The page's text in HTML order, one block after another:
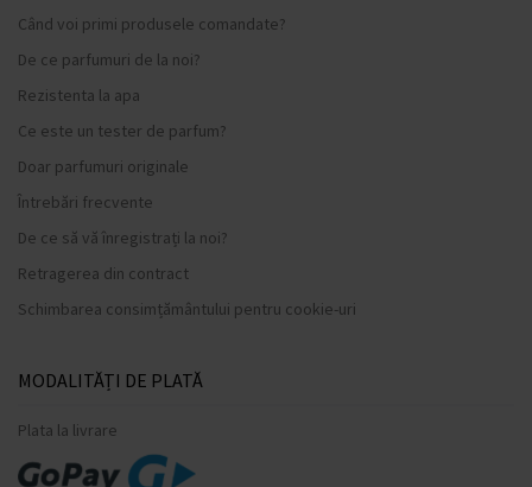
Când voi primi produsele comandate?
De ce parfumuri de la noi?
Rezistenta la apa
Ce este un tester de parfum?
Doar parfumuri originale
Întrebări frecvente
De ce să vă înregistrați la noi?
Retragerea din contract
Schimbarea consimțământului pentru cookie-uri
MODALITĂȚI DE PLATĂ
Plata la livrare